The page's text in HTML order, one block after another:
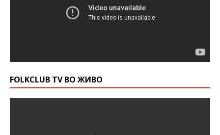
FOLKCLUB TV ВО ЖИВО